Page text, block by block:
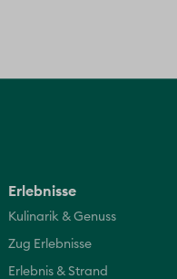
Erlebnisse
Kulinarik & Genuss
Zug Erlebnisse
Erlebnis & Strand